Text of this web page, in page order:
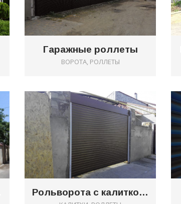
Гаражные роллеты
ВОРОТА, РОЛЛЕТЫ
Рольворота с калиткой и оконными роллетками